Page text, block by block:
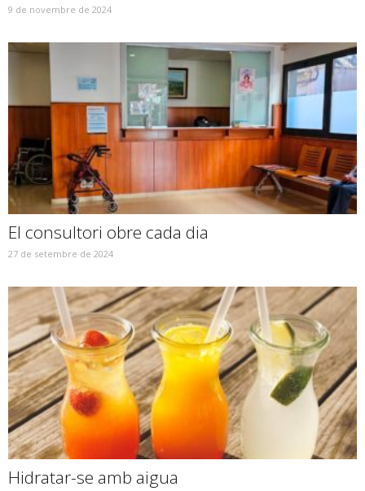
9 de novembre de 2024
El consultori obre cada dia
27 de setembre de 2024
Hidratar-se amb aigua